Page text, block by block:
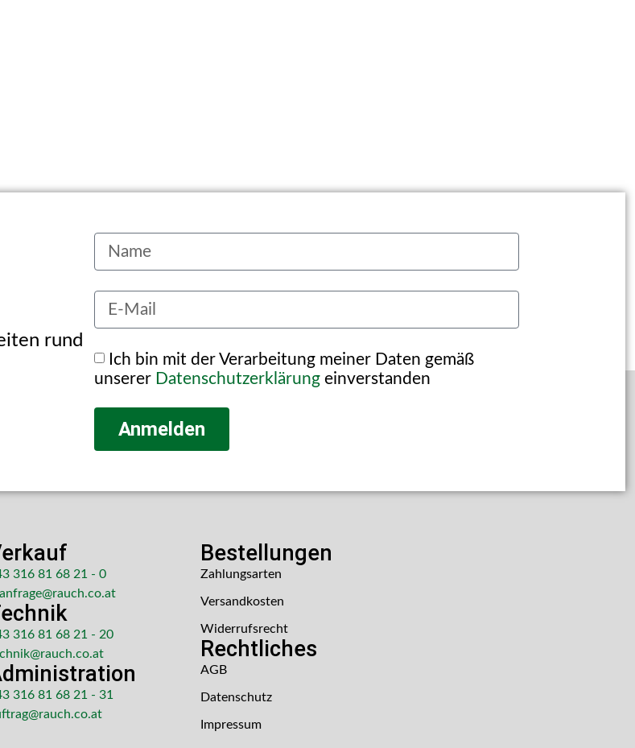
rund
Ich bin mit der Verarbeitung meiner Daten gemäß
unserer Datenschutzerklärung einverstanden
Anmelden
316 81 68 21 - 0
316 81 68 21 - 20
316 81 68 21 - 31
Bestellungen
Zahlungsarten
Versandkosten
Widerrufsrecht
Rechtliches
AGB
Datenschutz
Impressum